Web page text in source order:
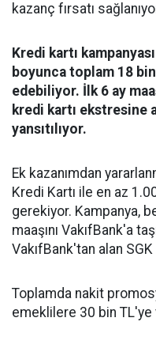
kazanç fırsatı
Kredi kartı
boyunca toplam 18
edebiliyor. İlk 6 ay
kredi kartı ekstresine
yansıtılıyor.
Ek kazanımdan
Kredi Kartı ile en az
gerekiyor. Kampanya,
maaşını VakıfBank'a
VakıfBank'tan alan
Toplamda nakit
emeklilere 30 bin TL'ye